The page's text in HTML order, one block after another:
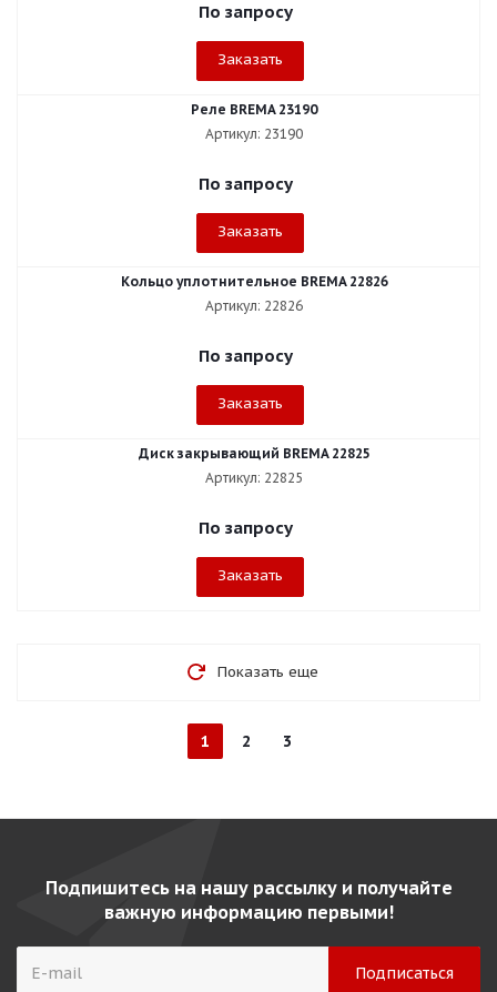
По запросу
Заказать
Реле BREMA 23190
Артикул: 23190
По запросу
Заказать
Кольцо уплотнительное BREMA 22826
Артикул: 22826
По запросу
Заказать
Диск закрывающий BREMA 22825
Артикул: 22825
По запросу
Заказать
Показать еще
1 2 3
Подпишитесь на нашу рассылку и получайте
важную информацию первыми!